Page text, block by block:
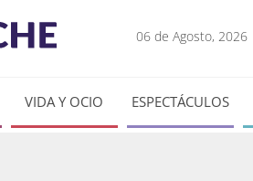
06 de Agosto, 2026
VIDA Y OCIO ESPECTÁCULOS